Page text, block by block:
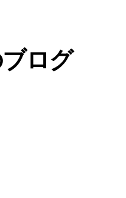
ログ